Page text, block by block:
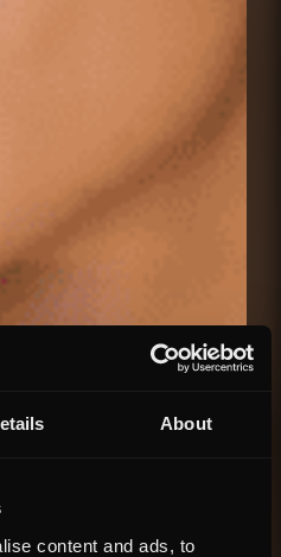
About
content and ads, to